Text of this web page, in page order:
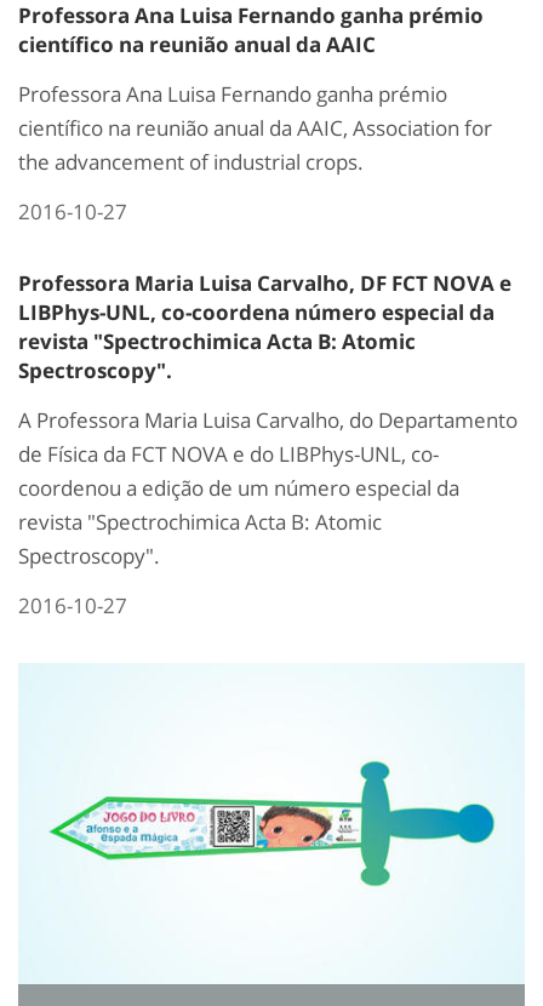
Professora Ana Luisa Fernando ganha prémio
científico na reunião anual da AAIC
Professora Ana Luisa Fernando ganha prémio
científico na reunião anual da AAIC, Association for
the advancement of industrial crops.
2016-10-27
Professora Maria Luisa Carvalho, DF FCT NOVA e
LIBPhys-UNL, co-coordena número especial da
revista "Spectrochimica Acta B: Atomic
Spectroscopy".
A Professora Maria Luisa Carvalho, do Departamento
de Física da FCT NOVA e do LIBPhys-UNL, co-
coordenou a edição de um número especial da
revista "Spectrochimica Acta B: Atomic
Spectroscopy".
2016-10-27